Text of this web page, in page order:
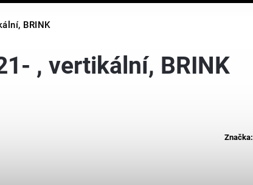
BRINK
, vertikální, BRINK
Značka: